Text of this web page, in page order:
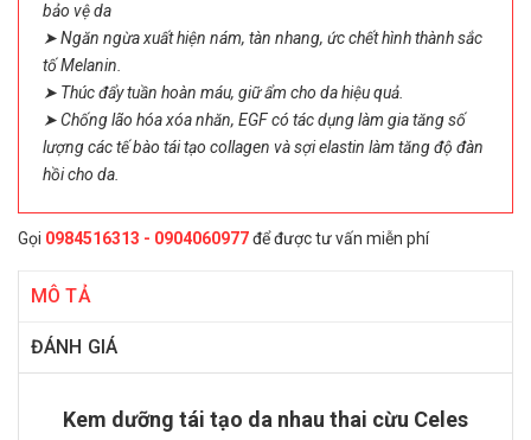
bảo vệ da
➤ Ngăn ngừa xuất hiện nám, tàn nhang, ức chết hình thành sắc
tố Melanin.
➤ Thúc đẩy tuần hoàn máu, giữ ẩm cho da hiệu quả.
➤ Chống lão hóa xóa nhăn, EGF có tác dụng làm gia tăng số
lượng các tế bào tái tạo collagen và sợi elastin làm tăng độ đàn
hồi cho da.
Gọi 0984516313 - 0904060977để được tư vấn miễn phí
MÔ TẢ
ĐÁNH GIÁ
Kem dưỡng tái tạo da nhau thai cừu Celes